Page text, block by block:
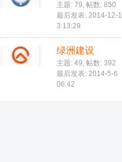
主题: 79, 帖数: 850
最后发表: 2014-12-1
3 13:29
绿洲建设
主题: 49, 帖数: 392
最后发表: 2014-5-6
06:42